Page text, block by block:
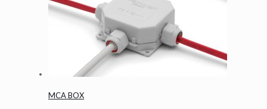
MCA BOX